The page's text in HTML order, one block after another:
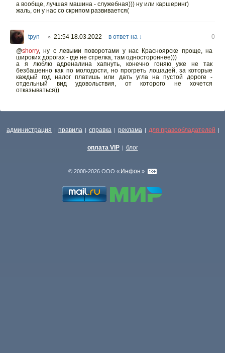
а вообще, лучшая машина - служебная))) ну или каршеринг)
жаль, он у нас со скрипом развивается(
tpyn ○ 21:54 18.03.2022 в ответ на ↓
0
@shorry, ну с левыми поворотами у нас Красноярске проще, на
широких дорогах - где не стрелка, там одностороннее)))
а я люблю адреналина хапнуть, конечно гоняю уже не так
безбашенно как по молодости, но прогреть лошадей, за которые
каждый год налог платишь или дать угла на пустой дороге -
отдельный вид удовольствия, от которого не хочется
отказываться))
администрация | правила | справка | реклама | для правообладателей |
оплата VIP | блог
© 2008-2026 ООО « Инфон »